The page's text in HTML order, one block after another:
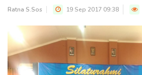
Ratna S.Sos 19 Sep 2017 09:38